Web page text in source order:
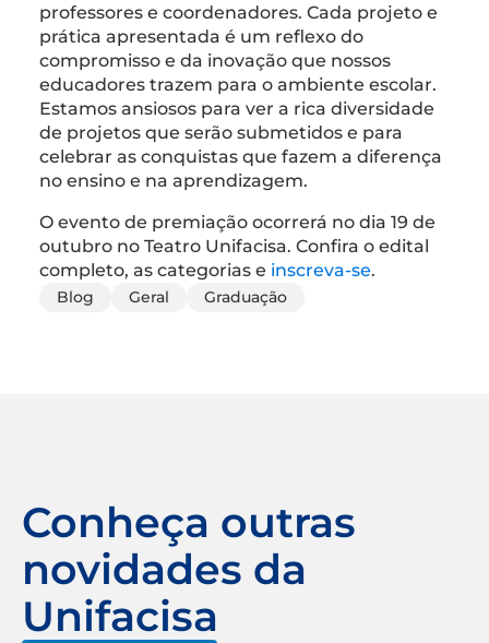
professores e coordenadores. Cada projeto e
prática apresentada é um reflexo do
compromisso e da inovação que nossos
educadores trazem para o ambiente escolar.
Estamos ansiosos para ver a rica diversidade
de projetos que serão submetidos e para
celebrar as conquistas que fazem a diferença
no ensino e na aprendizagem.
O evento de premiação ocorrerá no dia 19 de
outubro no Teatro Unifacisa. Confira o edital
completo, as categorias e inscreva-se.
Blog Geral Graduação
Conheça outras
novidades da
Unifacisa